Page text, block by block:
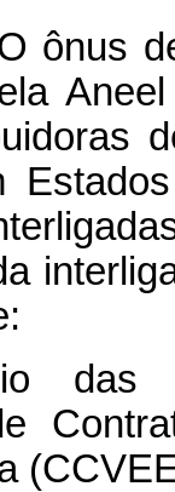
ônus
das